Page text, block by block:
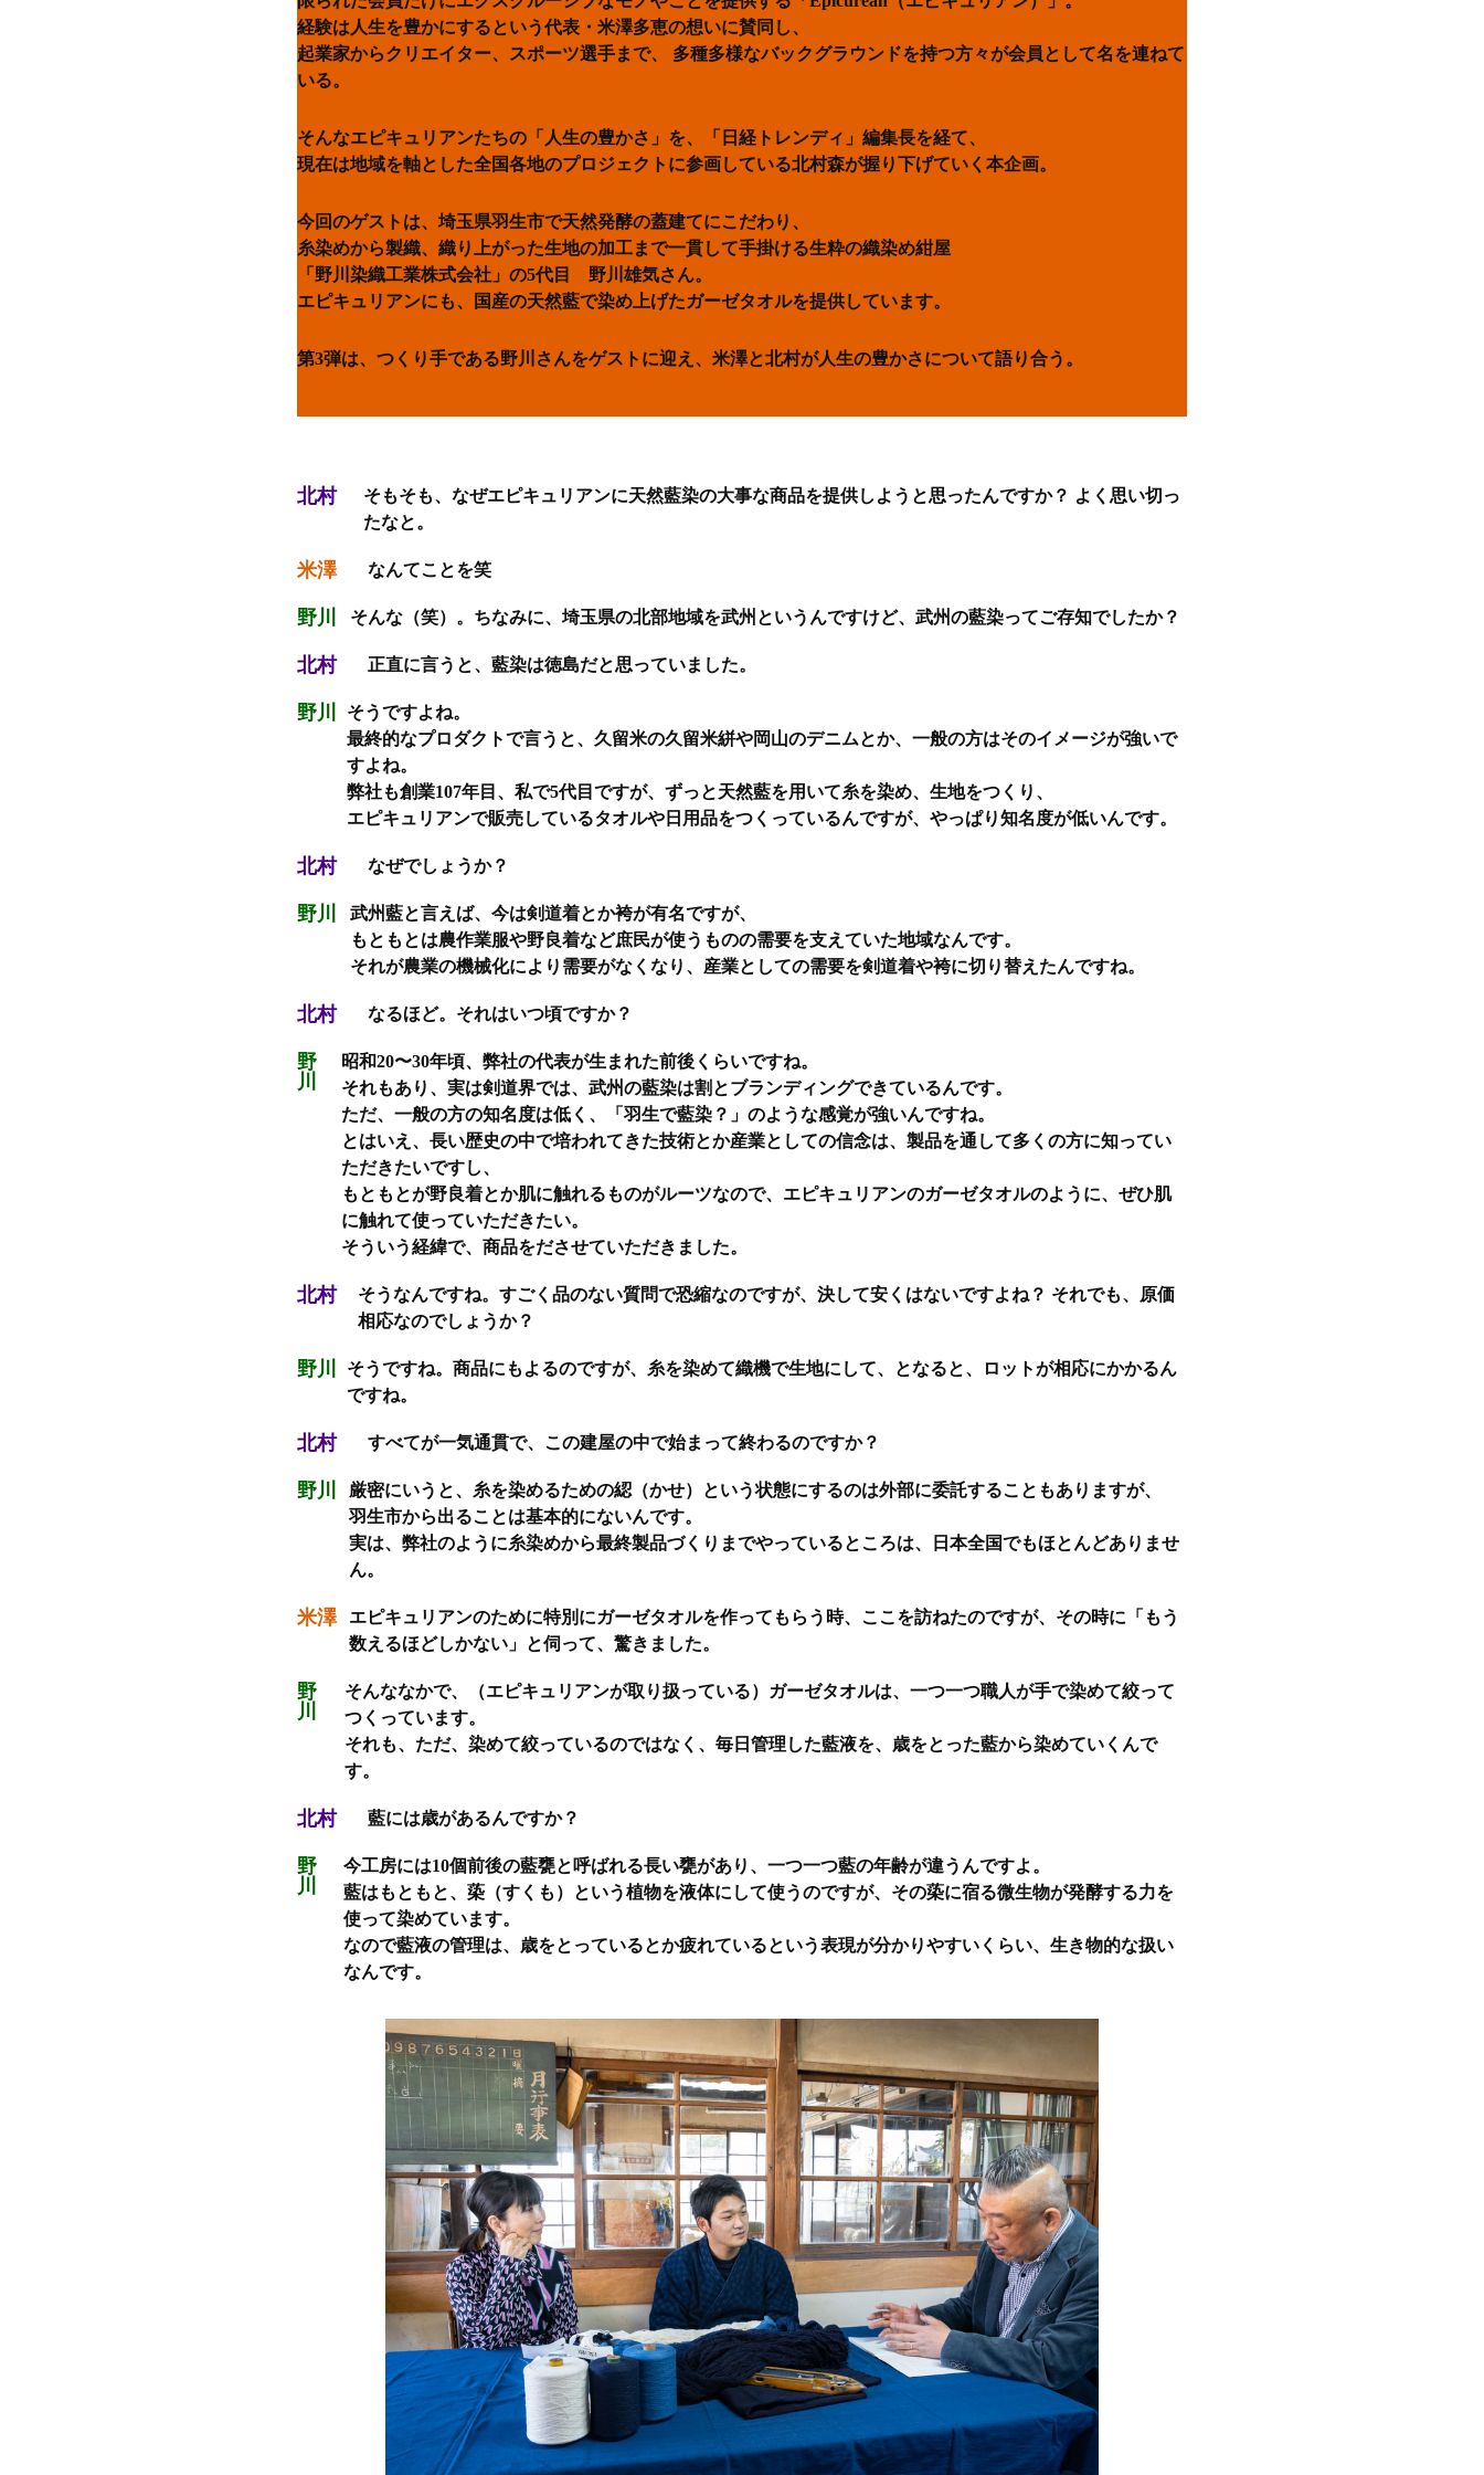
経験は人生を豊かにするという代表・米澤多恵の想いに賛同し、
起業家からクリエイター、スポーツ選手まで、 多種多様なバックグラウンドを持つ方々が会員として名を連ねて
いる。
そんなエピキュリアンたちの「人生の豊かさ」を、「日経トレンディ」編集長を経て、
現在は地域を軸とした全国各地のプロジェクトに参画している北村森が握り下げていく本企画。
今回のゲストは、埼玉県羽生市で天然発酵の蓋建てにこだわり、
糸染めから製織、織り上がった生地の加工まで一貫して手掛ける生粋の織染め紺屋
「野川染織工業株式会社」の5代目 野川雄気さん。
エピキュリアンにも、国産の天然藍で染め上げたガーゼタオルを提供しています。
第3弾は、つくり手である野川さんをゲストに迎え、米澤と北村が人生の豊かさについて語り合う。
北村
そもそも、なぜエピキュリアンに天然藍染の大事な商品を提供しようと思ったんですか？ よく思い切っ
たなと。
米澤 なんてことを笑
野川 そんな（笑）。ちなみに、埼玉県の北部地域を武州というんですけど、武州の藍染ってご存知でしたか？
北村 正直に言うと、藍染は徳島だと思っていました。
野川
そうですよね。
最終的なプロダクトで言うと、久留米の久留米絣や岡山のデニムとか、一般の方はそのイメージが強いで
すよね。
弊社も創業107年目、私で5代目ですが、ずっと天然藍を用いて糸を染め、生地をつくり、
エピキュリアンで販売しているタオルや日用品をつくっているんですが、やっぱり知名度が低いんです。
北村 なぜでしょうか？
野川
武州藍と言えば、今は剣道着とか袴が有名ですが、
もともとは農作業服や野良着など庶民が使うものの需要を支えていた地域なんです。
それが農業の機械化により需要がなくなり、産業としての需要を剣道着や袴に切り替えたんですね。
北村 なるほど。それはいつ頃ですか？
野
川
昭和20〜30年頃、弊社の代表が生まれた前後くらいですね。
それもあり、実は剣道界では、武州の藍染は割とブランディングできているんです。
ただ、一般の方の知名度は低く、「羽生で藍染？」のような感覚が強いんですね。
とはいえ、長い歴史の中で培われてきた技術とか産業としての信念は、製品を通して多くの方に知ってい
ただきたいですし、
もともとが野良着とか肌に触れるものがルーツなので、エピキュリアンのガーゼタオルのように、ぜひ肌
に触れて使っていただきたい。
そういう経緯で、商品をださせていただきました。
北村
そうなんですね。すごく品のない質問で恐縮なのですが、決して安くはないですよね？ それでも、原価
相応なのでしょうか？
野川
そうですね。商品にもよるのですが、糸を染めて織機で生地にして、となると、ロットが相応にかかるん
ですね。
北村 すべてが一気通貫で、この建屋の中で始まって終わるのですか？
野川
厳密にいうと、糸を染めるための綛（かせ）という状態にするのは外部に委託することもありますが、
羽生市から出ることは基本的にないんです。
実は、弊社のように糸染めから最終製品づくりまでやっているところは、日本全国でもほとんどありませ
ん。
米澤
エピキュリアンのために特別にガーゼタオルを作ってもらう時、ここを訪ねたのですが、その時に「もう
数えるほどしかない」と伺って、驚きました。
野
川
そんななかで、（エピキュリアンが取り扱っている）ガーゼタオルは、一つ一つ職人が手で染めて絞って
つくっています。
それも、ただ、染めて絞っているのではなく、毎日管理した藍液を、歳をとった藍から染めていくんで
す。
北村 藍には歳があるんですか？
野
川
今工房には10個前後の藍甕と呼ばれる長い甕があり、一つ一つ藍の年齢が違うんですよ。
藍はもともと、蒅（すくも）という植物を液体にして使うのですが、その蒅に宿る微生物が発酵する力を
使って染めています。
なので藍液の管理は、歳をとっているとか疲れているという表現が分かりやすいくらい、生き物的な扱い
なんです。